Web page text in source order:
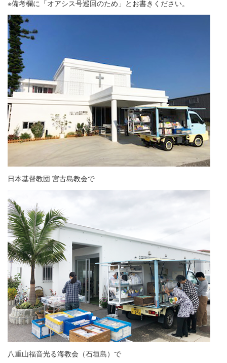
※備考欄に「オアシス号巡回のため」とお書きください。
日本基督教団 宮古島教会で
八重山福音光る海教会（石垣島）で